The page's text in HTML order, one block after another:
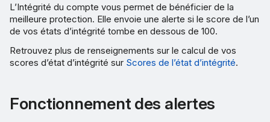
한국어
Português
中文（繁體）
Résoudre les alertes
Mise en veille des alertes
par email
L’Intégrité du compte vous permet de bénéficier de la
meilleure protection. Elle envoie une alerte si le score de l’un
de vos états d’intégrité tombe en dessous de 100.
Retrouvez plus de renseignements sur le calcul de vos
scores d’état d’intégrité sur Scores de l’état d’intégrité.
Fonctionnement des alertes